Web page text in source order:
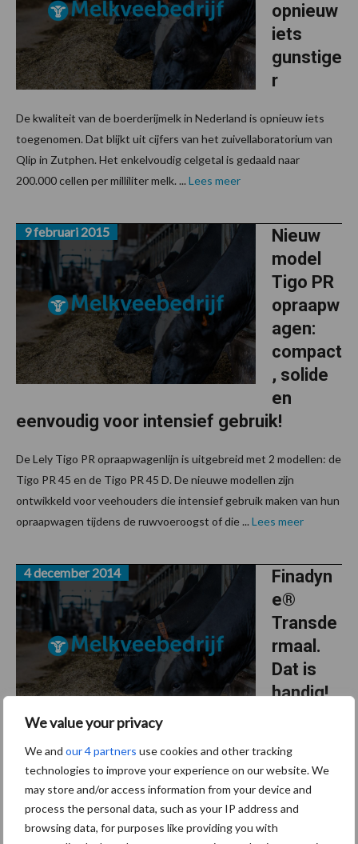
We value your privacy
We and our 4 partners use cookies and other tracking
technologies to improve your experience on our website. We
may store and/or access information from your device and
process the personal data, such as your IP address and
browsing data, for purposes like providing you with
opnieuw
iets
gunstige
r
De kwaliteit van de boerderijmelk in Nederland is opnieuw iets
toegenomen. Dat blijkt uit cijfers van het zuivellaboratorium van
Qlip in Zutphen. Het enkelvoudig celgetal is gedaald naar
200.000 cellen per milliliter melk. ... Lees meer
Nieuw
model
Tigo PR
opraapw
agen:
compact
, solide
en
eenvoudig voor intensief gebruik!
9 februari 2015
De Lely Tigo PR opraapwagenlijn is uitgebreid met 2 modellen: de
Tigo PR 45 en de Tigo PR 45 D. De nieuwe modellen zijn
ontwikkeld voor veehouders die intensief gebruik maken van hun
opraapwagen tijdens de ruwvoeroogst of die ... Lees meer
Finadyn
e®
Transde
rmaal.
Dat is
handig!
4 december 2014
Health introduceert de 1e NSAID zonder naald. Finadyne
Trandermaal, een pour-on oplossing voor runderen, dringt snel
door de huid, waardoor de krachtige flunixine meglumine meteen
in de bloedbaan wordt ...Lees meer